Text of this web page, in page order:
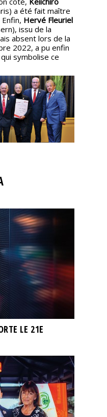
a été fait maître
Hervé Fleuriel
issu de la
absent lors de la
2022, a pu enfin
symbolise ce
LE 21E